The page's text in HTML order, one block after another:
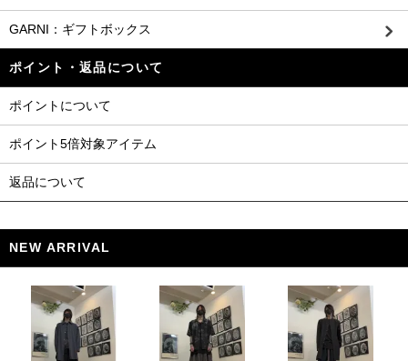
GARNI：ギフトボックス
ポイント・返品について
ポイントについて
ポイント5倍対象アイテム
返品について
NEW ARRIVAL